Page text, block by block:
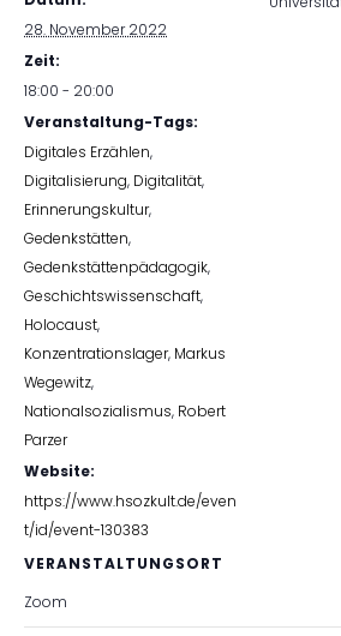
28. November 2022
Zeit:
18:00 - 20:00
Veranstaltung-Tags:
Digitales Erzählen,
Digitalisierung, Digitalität,
Erinnerungskultur,
Gedenkstätten,
Gedenkstättenpädagogik,
Geschichtswissenschaft,
Holocaust,
Konzentrationslager, Markus
Wegewitz,
Nationalsozialismus, Robert
Parzer
Website:
https://www.hsozkult.de/even
t/id/event-130383
VERANSTALTUNGSORT
Zoom